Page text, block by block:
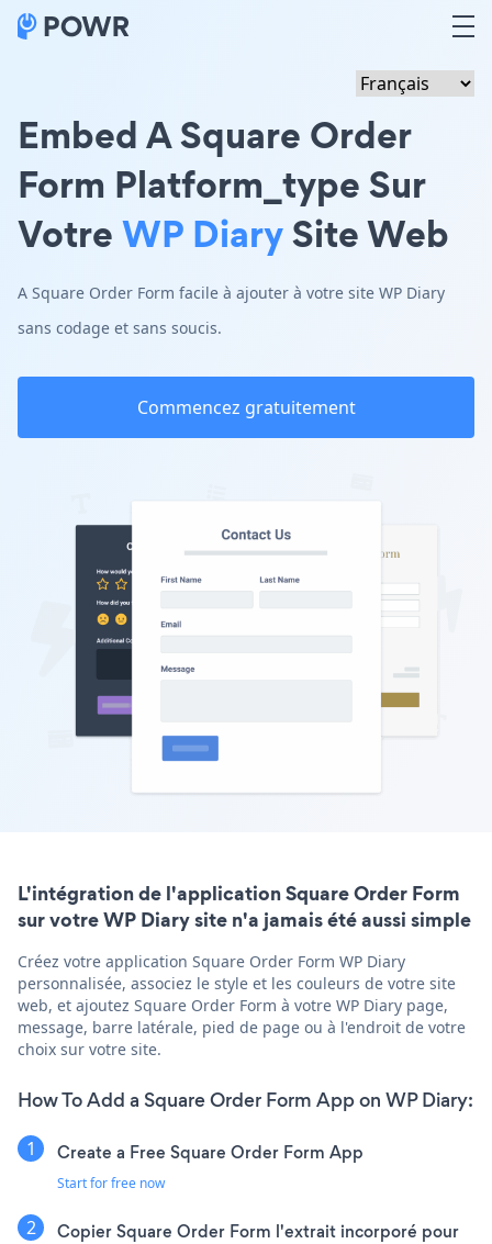
Embed A Square Order
Form Platform_type Sur
VotreWP DiarySite Web
A Square Order Form facile à ajouter à votre site WP Diary
sans codage et sans soucis.
Commencez gratuitement
L'intégration de l'application Square Order Form
sur votre WP Diary site n'a jamais été aussi simple
Créez votre application Square Order Form WP Diary
personnalisée, associez le style et les couleurs de votre site
web, et ajoutez Square Order Form à votre WP Diary page,
message, barre latérale, pied de page ou à l'endroit de votre
choix sur votre site.
How To Add a Square Order Form App on WP Diary:
Create a Free Square Order Form App
Start for free now
Copier Square Order Form l'extrait incorporé pour